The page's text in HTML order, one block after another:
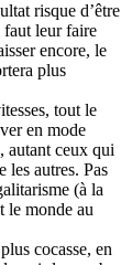
risque d’être
leur faire
encore, le
plus
tout le
en mode
autant ceux qui
les autres. Pas
(à la
le monde au
cocasse, en